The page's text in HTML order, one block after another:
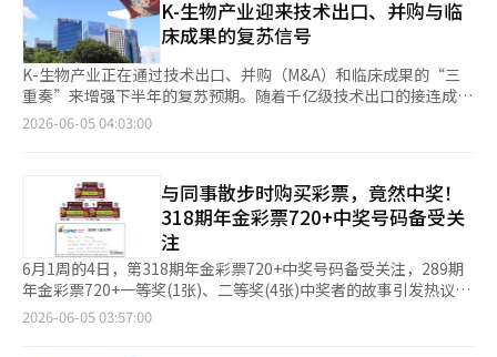
K-生物产业迎来技术出口、并购与临
床成果的复苏信号
K-生物产业正在通过技术出口、并购（M&A）和临床成果的“三
重奏”来增强下半年的复苏预期。随着千亿级技术出口的接连成
功，以及企业并购和投资的活跃，整个行业的价值正在被重新评
全球竞争力。今年上半年，国内企业签署的主要全球技术转让合同
共计8件，除去一件合同条款未公开的合同，累计金额达851.675
亿美元（约合13万亿韩元），这一数字超过了去年上半年约800亿
美元（约合12.27万亿韩元）的规模。 具体来看，韩美制药于本月
1日与礼来签署了针对其自主研发的短肠综合症治疗药物候选
物“索尼佩格鲁肽（HM15912，LAPS GLP-2 analog）”的全球
技术转让合同。合同总金额达到126亿美元，其中无返还义务的确
定合同金为7500万美元。市场普遍认为，此次合同的签署具有重
2026-06-05 04:03:00
与同事散步时购买彩票，竟然中奖！
318期年金彩票720+中奖号码备受关
注
6月1周的4日，第318期年金彩票720+中奖号码备受关注，289期
年金彩票720+一等奖(1张)、二等奖(4张)中奖者的故事引发热议。
最近，同行彩票的中奖者留言板上出现了一则故事，289期年金彩
2026-06-05 03:57:00